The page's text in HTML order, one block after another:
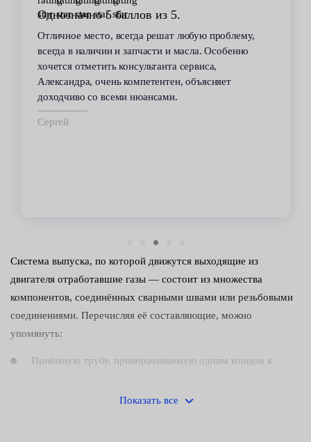
любую проблему,
и масла. Особенно
сервиса,
объясняет
Стабильное качество
В течение 6 лет пользуюсь
сервиса. Высокий
всегда помогал решить
автомобилем проблемы. Все
техобслуживанию проводились
Система выпуска, по которой движутся выходящие из
двигателя отработавшие газы — состоит из множества
компонентов, соединённых сварными швами или резьбовыми
соединениями. Перечисляя её составляющие, можно
упомянуть:
Приёмную трубу, приворачиваемую одним концом к
Показать все